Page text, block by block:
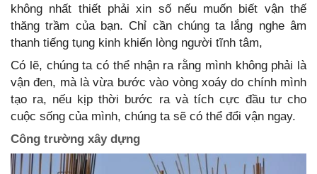
không nhất thiết phải xin số nếu muốn biết vận thế
thăng trầm của bạn. Chỉ cần chúng ta lắng nghe âm
thanh tiếng tụng kinh khiến lòng người tĩnh tâm,
Có lẽ, chúng ta có thể nhận ra rằng mình không phải là
vận đen, mà là vừa bước vào vòng xoáy do chính mình
tạo ra, nếu kịp thời bước ra và tích cực đầu tư cho
cuộc sống của mình, chúng ta sẽ có thể đổi vận ngay.
Công trường xây dựng